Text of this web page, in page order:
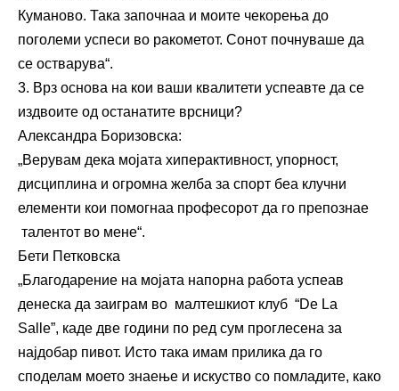
Куманово. Така започнаа и моите чекорења до
поголеми успеси во ракометот. Сонот почнуваше да
се остварува“.
3. Врз основа на кои ваши квалитети успеавте да се
издвоите од останатите врсници?
Александра Боризовска:
„Верувам дека мојата хиперактивност, упорност,
дисциплина и огромна желба за спорт беа клучни
елементи кои помогнаа професорот да го препознае
талентот во мене“.
Бети Петковска
„Благодарение на мојата напорна работа успеав
денеска да заиграм во малтешкиот клуб “De La
Salle”, каде две години по ред сум проглесена за
најдобар пивот. Исто така имам прилика да го
споделам моето знаење и искуство со помладите, како